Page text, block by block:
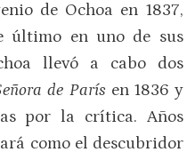
de Ochoa en 1837,
último en uno de sus
llevó a cabo dos
de París en 1836 y
por la crítica. Años
como el descubridor